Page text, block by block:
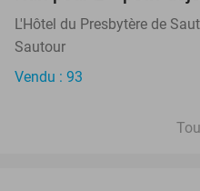
L'Hôtel du Presbytère de
Sautour
Vendu : 93